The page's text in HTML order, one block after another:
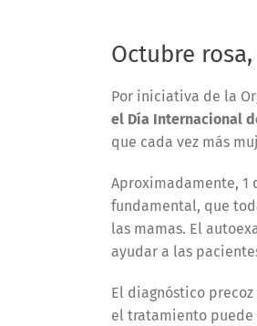
Octubre
Por iniciativa de la
el Día Internacional
que cada vez más
Aproximadamente, 1
fundamental, que
las mamas. El
ayudar a las
El diagnóstico
el tratamiento puede